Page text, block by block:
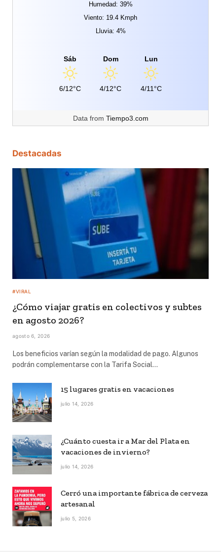
Humedad: 39%
Viento: 19.4 Kmph
Lluvia: 4%
Sáb
6/12°C
Dom
4/12°C
Lun
4/11°C
Data from Tiempo3.com
Destacadas
#VIRAL
¿Cómo viajar gratis en colectivos y subtes
en agosto 2026?
agosto 6, 2026
Los beneficios varían según la modalidad de pago. Algunos
podrán complementarse con la Tarifa Social…
15 lugares gratis en vacaciones
julio 14, 2026
¿Cuánto cuesta ir a Mar del Plata en
vacaciones de invierno?
julio 14, 2026
Cerró una importante fábrica de cerveza
artesanal
julio 5, 2026